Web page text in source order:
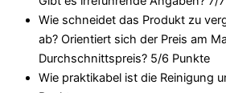
Wie schneidet das Produkt zu
ab? Orientiert sich der Preis am
Durchschnittspreis? 5/6 Punkte
Wie praktikabel ist die Reinigung